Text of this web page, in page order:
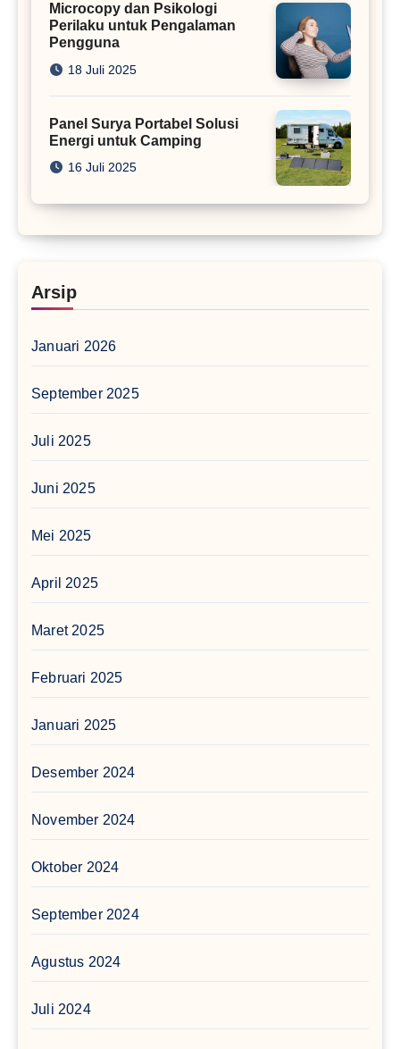
Microcopy dan Psikologi
Perilaku untuk Pengalaman
Pengguna
18 Juli 2025
Panel Surya Portabel Solusi
Energi untuk Camping
16 Juli 2025
Arsip
Januari 2026
September 2025
Juli 2025
Juni 2025
Mei 2025
April 2025
Maret 2025
Februari 2025
Januari 2025
Desember 2024
November 2024
Oktober 2024
September 2024
Agustus 2024
Juli 2024